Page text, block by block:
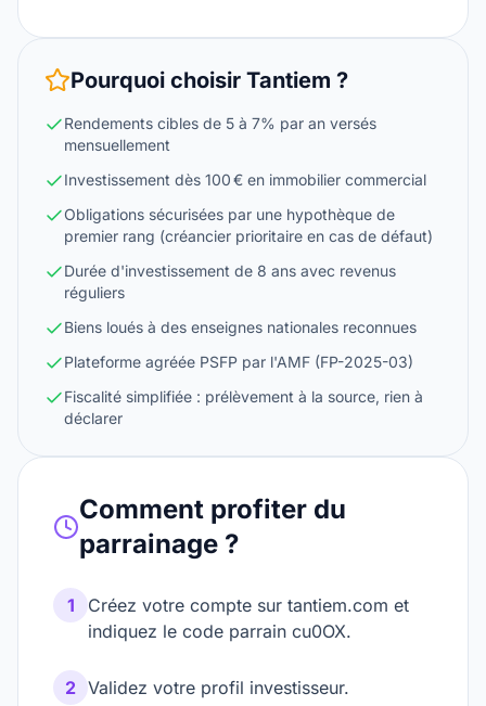
Comment profiter du
parrainage ?
1
Créez votre compte sur tantiem.com et
indiquez le code parrain cu0OX.
2 Validez votre profil investisseur.
Pourquoi choisir Tantiem ?
Rendements cibles de 5 à 7% par an versés
mensuellement
Investissement dès 100 € en immobilier commercial
Obligations sécurisées par une hypothèque de
premier rang (créancier prioritaire en cas de défaut)
Durée d'investissement de 8 ans avec revenus
réguliers
Biens loués à des enseignes nationales reconnues
Plateforme agréée PSFP par l'AMF (FP-2025-03)
Fiscalité simplifiée : prélèvement à la source, rien à
déclarer